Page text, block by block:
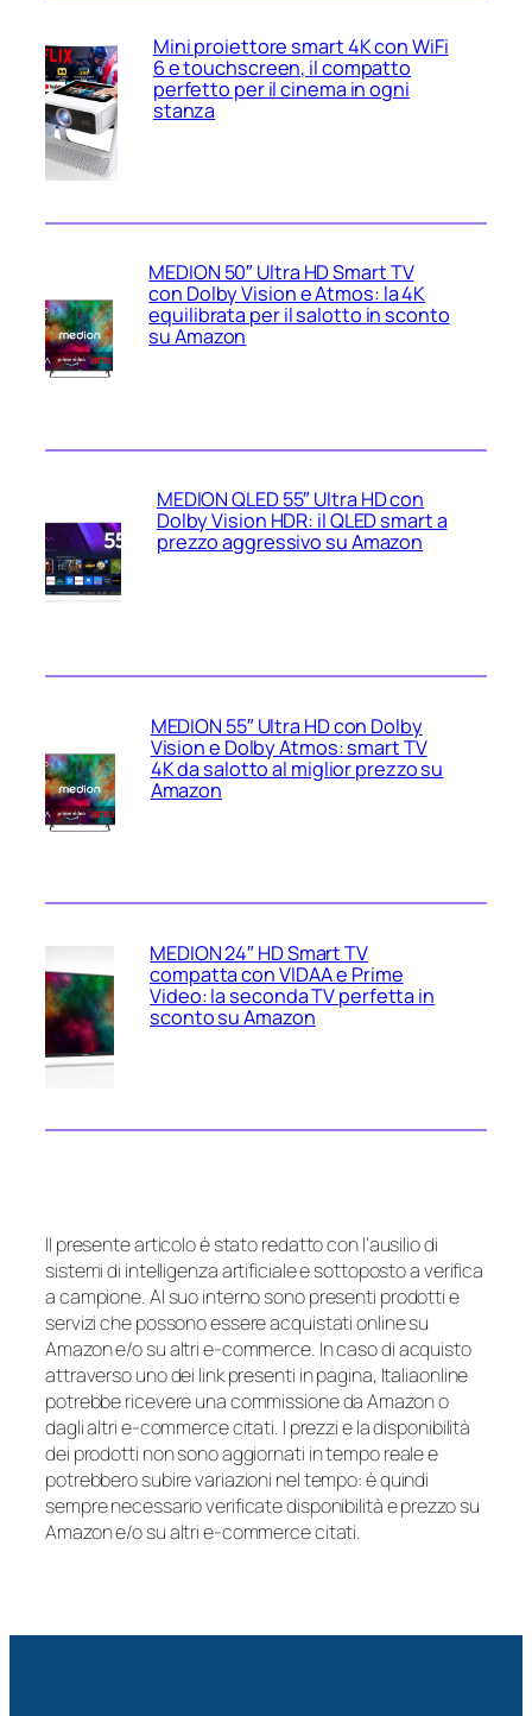
Mini proiettore smart 4K con WiFi
6 e touchscreen, il compatto
perfetto per il cinema in ogni
stanza
MEDION 50″ Ultra HD Smart TV
con Dolby Vision e Atmos: la 4K
equilibrata per il salotto in sconto
su Amazon
MEDION QLED 55″ Ultra HD con
Dolby Vision HDR: il QLED smart a
prezzo aggressivo su Amazon
MEDION 55″ Ultra HD con Dolby
Vision e Dolby Atmos: smart TV
4K da salotto al miglior prezzo su
Amazon
MEDION 24″ HD Smart TV
compatta con VIDAA e Prime
Video: la seconda TV perfetta in
sconto su Amazon
Il presente articolo è stato redatto con l’ausilio di
sistemi di intelligenza artificiale e sottoposto a verifica
a campione. Al suo interno sono presenti prodotti e
servizi che possono essere acquistati online su
Amazon e/o su altri e-commerce. In caso di acquisto
attraverso uno dei link presenti in pagina, Italiaonline
potrebbe ricevere una commissione da Amazon o
dagli altri e-commerce citati. I prezzi e la disponibilità
dei prodotti non sono aggiornati in tempo reale e
potrebbero subire variazioni nel tempo: è quindi
sempre necessario verificate disponibilità e prezzo su
Amazon e/o su altri e-commerce citati.